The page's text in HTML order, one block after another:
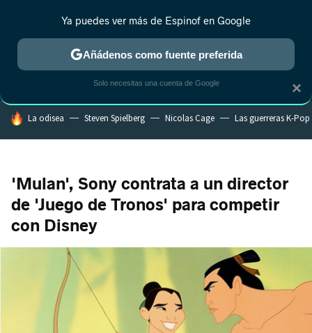
MENÚ NUEVO
ESTRENOS REALITY ANIME RANKINGS CINE
HOY SE HABLA DE
La odisea Steven Spielberg Nicolas Cage Las guerreras K-Pop
'Mulan', Sony contrata a un director
de 'Juego de Tronos' para competir
con Disney
×
Ya puedes ver más de Espinof en Google
Añádenos como fuente preferida
Solo necesitas una cuenta de Google